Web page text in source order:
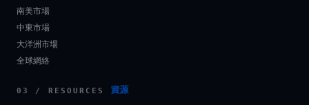
南美市場
中東市場
大洋洲市場
全球網絡
03 / RESOURCES 資源